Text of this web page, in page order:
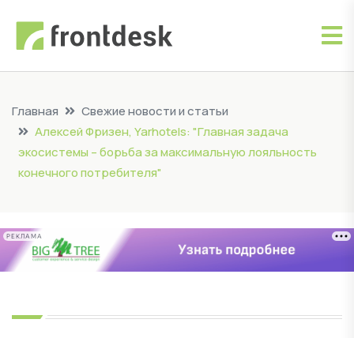
Главная
Свежие новости и статьи
Алексей Фризен, Yarhotels: "Главная задача
экосистемы – борьба за максимальную лояльность
конечного потребителя"
РЕКЛАМА